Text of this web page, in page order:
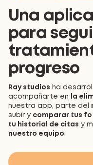
Una
para
progreso
Ray studios ha
acompañarte en
la
nuestra app, parte del
subir y comparar tus
tu historial de citas y
nuestro equipo.